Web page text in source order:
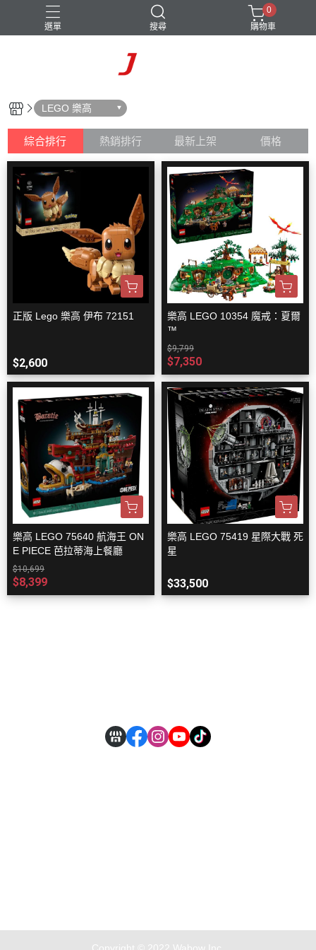
選單 搜尋
0
購物車
LEGO 樂高
綜合排行 熱銷排行 最新上架 價格
正版 Lego 樂高 伊布 72151
$2,600
樂高 LEGO 10354 魔戒：夏爾
™
$9,799
$7,350
樂高 LEGO 75640 航海王 ON
E PIECE 芭拉蒂海上餐廳
$10,699
$8,399
樂高 LEGO 75419 星際大戰 死
星
$33,500